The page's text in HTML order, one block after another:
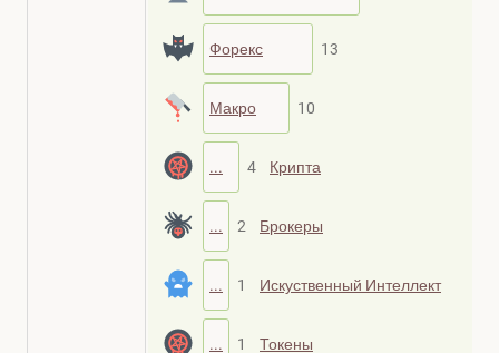
Форекс 13
Макро 10
... 4 Крипта
... 2 Брокеры
... 1 Искуственный Интеллект
... 1 Токены